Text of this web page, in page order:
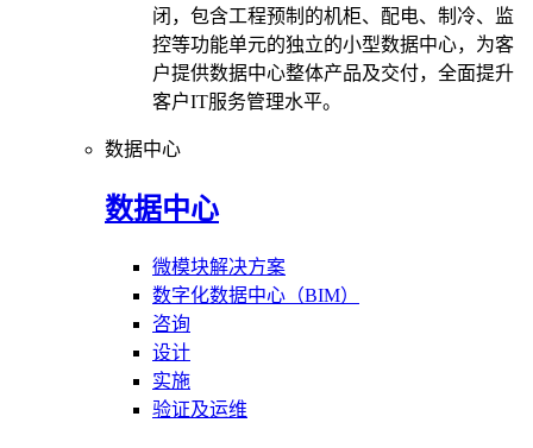
闭，包含工程预制的机柜、配电、制冷、监
控等功能单元的独立的小型数据中心，为客
户提供数据中心整体产品及交付，全面提升
客户IT服务管理水平。
数据中心
数据中心
微模块解决方案
数字化数据中心（BIM）
咨询
设计
实施
验证及运维